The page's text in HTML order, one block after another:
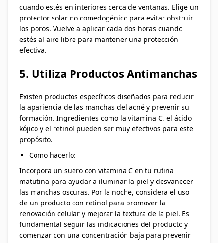
cuando estés en interiores cerca de ventanas. Elige un
protector solar no comedogénico para evitar obstruir
los poros. Vuelve a aplicar cada dos horas cuando
estés al aire libre para mantener una protección
efectiva.
5. Utiliza Productos Antimanchas
Existen productos específicos diseñados para reducir
la apariencia de las manchas del acné y prevenir su
formación. Ingredientes como la vitamina C, el ácido
kójico y el retinol pueden ser muy efectivos para este
propósito.
Cómo hacerlo:
Incorpora un suero con vitamina C en tu rutina
matutina para ayudar a iluminar la piel y desvanecer
las manchas oscuras. Por la noche, considera el uso
de un producto con retinol para promover la
renovación celular y mejorar la textura de la piel. Es
fundamental seguir las indicaciones del producto y
comenzar con una concentración baja para prevenir